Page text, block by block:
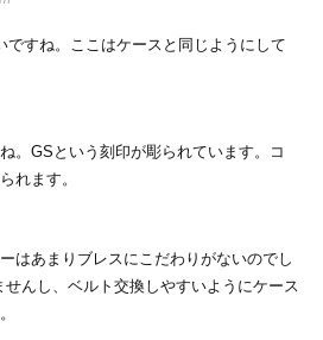
ですね。ここはケースと同じようにして
。GSという刻印が彫られています。コ
れます。
はあまりブレスにこだわりがないのでし
せんし、ベルト交換しやすいようにケース